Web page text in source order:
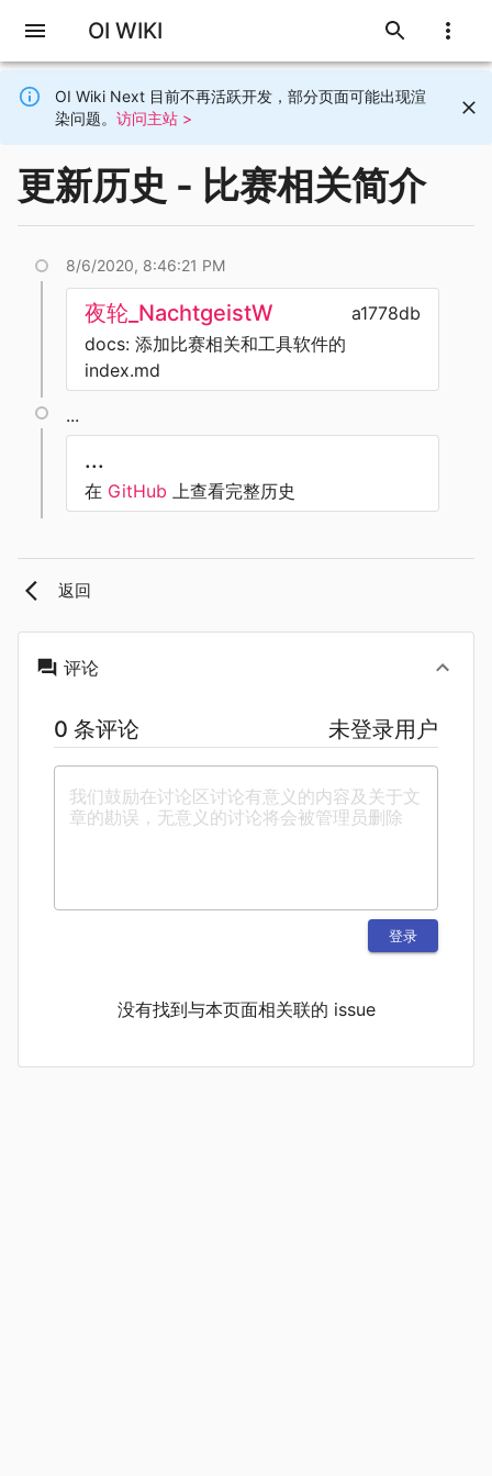
OI WIKI
OI Wiki Next 目前不再活跃开发，部分页面可能出现渲
染问题。 访问主站 >
更新历史 - 比赛相关简介
8/6/2020, 8:46:21 PM
夜轮_NachtgeistW
a1778db
docs: 添加比赛相关和工具软件的
index.md
...
...
在 GitHub 上查看完整历史
返回
评论
0 条评论 未登录用户
登录
没有找到与本页面相关联的 issue